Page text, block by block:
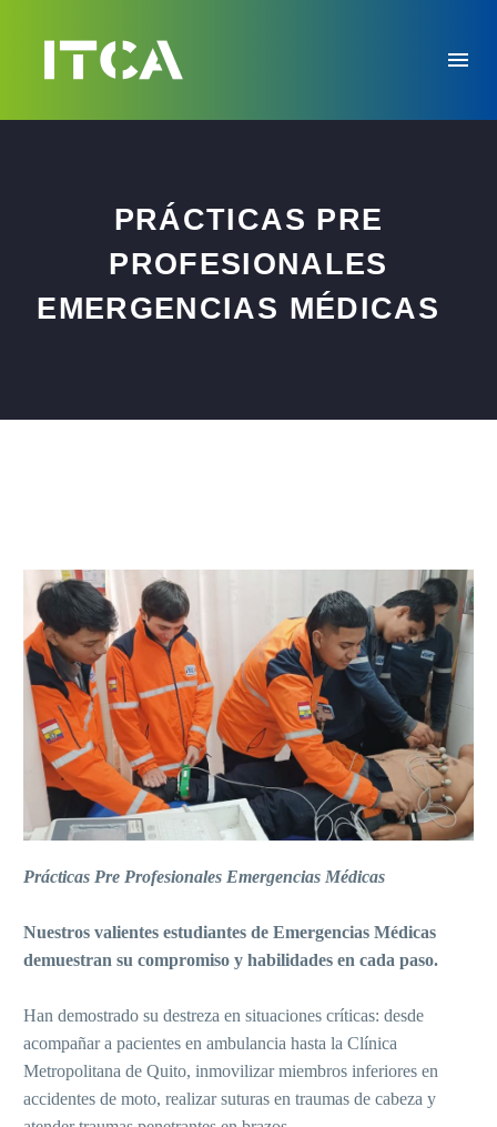
PRÁCTICAS PRE
PROFESIONALES
EMERGENCIAS MÉDICAS
Prácticas Pre Profesionales Emergencias Médicas
Nuestros valientes estudiantes de Emergencias Médicas
demuestran su compromiso y habilidades en cada paso.
Han demostrado su destreza en situaciones críticas: desde
acompañar a pacientes en ambulancia hasta la Clínica
Metropolitana de Quito, inmovilizar miembros inferiores en
accidentes de moto, realizar suturas en traumas de cabeza y